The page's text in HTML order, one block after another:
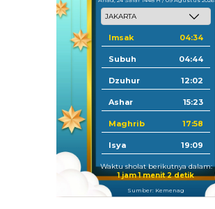
Imsak 04:34
Subuh 04:44
Dzuhur 12:02
Ashar 15:23
Maghrib 17:58
Isya 19:09
Waktu sholat berikutnya dalam:
1 jam 1 menit 0 detik
Sumber: Kemenag